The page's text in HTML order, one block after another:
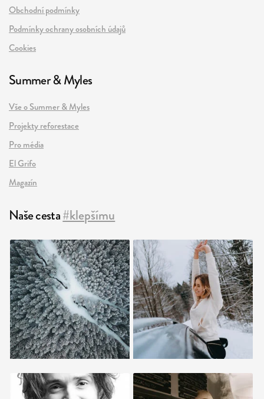
Obchodní podmínky
Podmínky ochrany osobních údajů
Cookies
Summer & Myles
Vše o Summer & Myles
Projekty reforestace
Pro média
El Grifo
Magazín
Naše cesta#klepšímu